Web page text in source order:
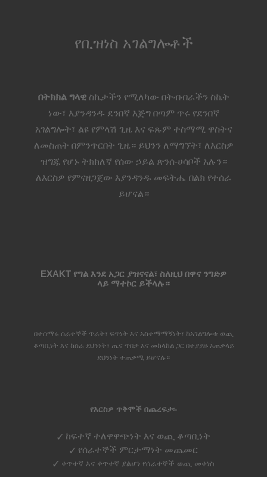
የቢዝነስ አገልግሎቶች
በትክክል ግላዊስኬታችን የሚለካው በትብብራችን ስኬት
ነው፣ እያንዳንዱ ደንበኛ እጅግ በጣም ጥሩ የደንበኛ
አገልግሎት፣ ልዩ የምላሽ ጊዜ እና ፍጹም ተስማሚ ዋስትና
ለመስጠት በምንጥርበት ጊዜ። ይህንን ለማግኘት፣ ለእርስዎ
ዝግጁ የሆኑ ትክክለኛ የሰው ኃይል ጽንሰ-ሀሳቦች አሉን።
ለእርስዎ የምናዘጋጀው እያንዳንዱ መፍትሔ በልክ የተሰራ
ይሆናል።
EXAKT የግል እንደ አጋር ያዝናናል፣ ስለዚህ በዋና ንግድዎ
ላይ ማተኮር ይችላሉ።
በተሰማሩ ሰራተኞች ጥራት፣ ፍጥነት እና አስተማማኝነት፣ ከአገልግሎቱ ወጪ
ቆጣቢነት እና ከስራ ደህንነት፣ ጤና ጥበቃ እና መከላከል ጋር በተያያዙ አጠቃላይ
ደህንነት ተጠቃሚ ይሆናሉ።
የእርስዎ ጥቅሞች በጨረፍታ፡-
✓ ከፍተኛ ተለዋዋጭነት እና ወጪ ቆጣቢነት
✓ የሰራተኞች ምርታማነት መጨመር
✓ ቀጥተኛ እና ቀጥተኛ ያልሆነ የሰራተኞች ወጪ መቀነስ